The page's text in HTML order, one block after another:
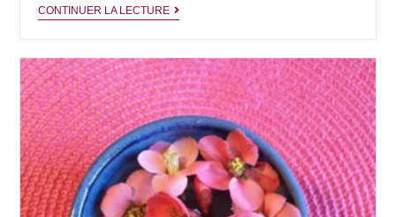
CONTINUER LA LECTURE
Dear